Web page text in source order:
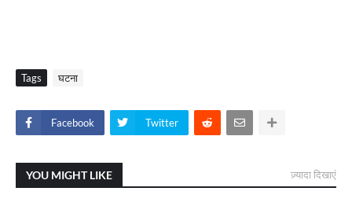
Tags घटना
Facebook Twitter
YOU MIGHT LIKE ज़्यादा दिखाएं